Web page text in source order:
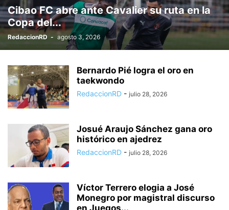
Cibao FC abre ante Cavalier su ruta en la
Copa del...
RedaccionRD - agosto 3, 2026
Bernardo Pié logra el oro en
taekwondo
RedaccionRD - julio 28, 2026
Josué Araujo Sánchez gana oro
histórico en ajedrez
RedaccionRD - julio 28, 2026
Víctor Terrero elogia a José
Monegro por magistral discurso
en Juegos...